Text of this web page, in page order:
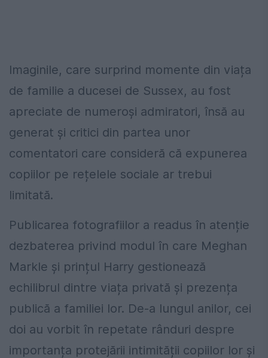
Imaginile, care surprind momente din viața
de familie a ducesei de Sussex, au fost
apreciate de numeroși admiratori, însă au
generat și critici din partea unor
comentatori care consideră că expunerea
copiilor pe rețelele sociale ar trebui
limitată.
Publicarea fotografiilor a readus în atenție
dezbaterea privind modul în care Meghan
Markle și prințul Harry gestionează
echilibrul dintre viața privată și prezența
publică a familiei lor. De-a lungul anilor, cei
doi au vorbit în repetate rânduri despre
importanța protejării intimității copiilor lor și